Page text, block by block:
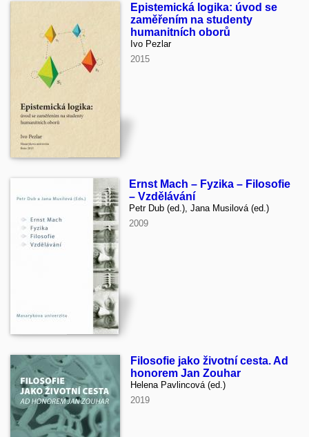
Epistemická logika: úvod se
zaměřením na studenty
humanitních oborů
Ivo Pezlar
2015
Ernst Mach – Fyzika – Filosofie
– Vzdělávání
Petr Dub (ed.), Jana Musilová (ed.)
2009
Filosofie jako životní cesta. Ad
honorem Jan Zouhar
Helena Pavlincová (ed.)
2019